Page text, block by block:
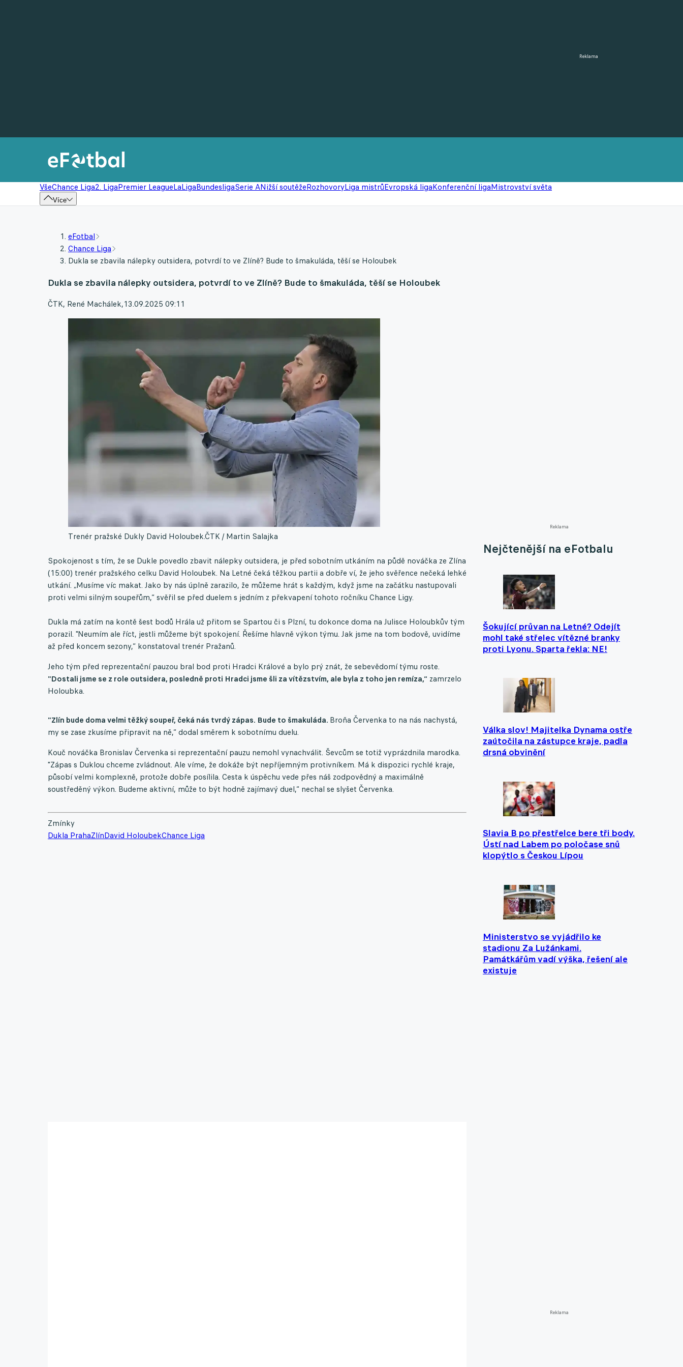
Reklama
VšeChance Liga2. LigaPremier LeagueLaLigaBundesligaSerie ANižší soutěžeRozhovoryLiga mistrůEvropská ligaKonferenční ligaMistrovství světa
Více
Reklama
Nejčtenější na eFotbalu
Šokující průvan na Letné? Odejít
mohl také střelec vítězné branky
proti Lyonu. Sparta řekla: NE!
Válka slov! Majitelka Dynama ostře
zaútočila na zástupce kraje, padla
drsná obvinění
Slavia B po přestřelce bere tři body.
Ústí nad Labem po poločase snů
klopýtlo s Českou Lípou
Ministerstvo se vyjádřilo ke
stadionu Za Lužánkami.
Památkářům vadí výška, řešení ale
existuje
Reklama
eFotbal
Chance Liga
Dukla se zbavila nálepky outsidera, potvrdí to ve Zlíně? Bude to šmakuláda, těší se Holoubek
Dukla se zbavila nálepky outsidera, potvrdí to ve Zlíně? Bude to šmakuláda, těší se Holoubek
ČTK, René Machálek,13.09.2025 09:11
Trenér pražské Dukly David Holoubek.ČTK / Martin Salajka
Spokojenost s tím, že se Dukle povedlo zbavit nálepky outsidera, je před sobotním utkáním na půdě nováčka ze Zlína
(15:00) trenér pražského celku David Holoubek. Na Letné čeká těžkou partii a dobře ví, že jeho svěřence nečeká lehké
utkání. „Musíme víc makat. Jako by nás úplně zarazilo, že můžeme hrát s každým, když jsme na začátku nastupovali
proti velmi silným soupeřům,“ svěřil se před duelem s jedním z překvapení tohoto ročníku Chance Ligy.
Dukla má zatím na kontě šest bodů Hrála už přitom se Spartou či s Plzní, tu dokonce doma na Julisce Holoubkův tým
porazil. "Neumím ale říct, jestli můžeme být spokojení. Řešíme hlavně výkon týmu. Jak jsme na tom bodově, uvidíme
až před koncem sezony,“ konstatoval trenér Pražanů.
Jeho tým před reprezentační pauzou bral bod proti Hradci Králové a bylo prý znát, že sebevědomí týmu roste.
"Dostali jsme se z role outsidera, posledně proti Hradci jsme šli za vítězstvím, ale byla z toho jen remíza,“ zamrzelo
Holoubka.
"Zlín bude doma velmi těžký soupeř, čeká nás tvrdý zápas. Bude to šmakuláda. Broňa Červenka to na nás nachystá,
my se zase zkusíme připravit na ně,“ dodal směrem k sobotnímu duelu.
Kouč nováčka Bronislav Červenka si reprezentační pauzu nemohl vynachválit. Ševcům se totiž vyprázdnila marodka.
"Zápas s Duklou chceme zvládnout. Ale víme, že dokáže být nepříjemným protivníkem. Má k dispozici rychlé kraje,
působí velmi komplexně, protože dobře posílila. Cesta k úspěchu vede přes náš zodpovědný a maximálně
soustředěný výkon. Budeme aktivní, může to být hodně zajímavý duel,“ nechal se slyšet Červenka.
Zmínky
Dukla PrahaZlínDavid HoloubekChance Liga